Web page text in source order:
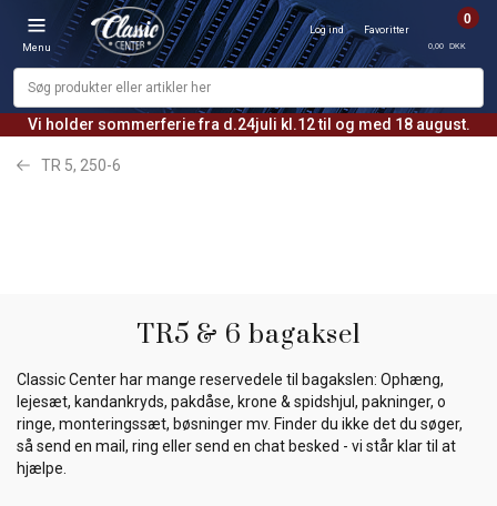
Vi holder sommerferie fra d.24juli kl.12 til og med 18 august.
Menu
Log ind Favoritter
0
0,00 DKK
TR 5, 250-6
TR5 & 6 bagaksel
Classic Center har mange reservedele til bagakslen: Ophæng,
lejesæt, kandankryds, pakdåse, krone & spidshjul, pakninger, o
ringe, monteringssæt, bøsninger mv. Finder du ikke det du søger,
så send en mail, ring eller send en chat besked - vi står klar til at
hjælpe.